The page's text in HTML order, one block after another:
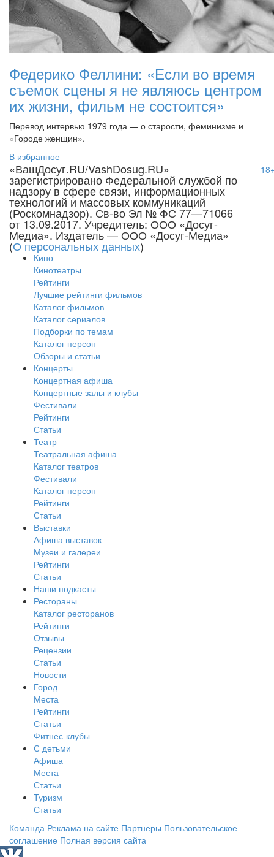
Федерико Феллини: «Если во время
съемок сцены я не являюсь центром
их жизни, фильм не состоится»
Перевод интервью 1979 года — о старости, феминизме и
«Городе женщин».
В избранное
«ВашДосуг.RU/VashDosug.RU»
зарегистрировано Федеральной службой по
надзору в сфере связи, информационных
технологий и массовых коммуникаций
(Роскомнадзор). Св-во Эл № ФС 77—71066
от 13.09.2017. Учредитель: ООО «Досуг-
Медиа». Издатель — ООО «Досуг-Медиа»
(О персональных данных)
Кино
Кинотеатры
Рейтинги
Лучшие рейтинги фильмов
Каталог фильмов
Каталог сериалов
Подборки по темам
Каталог персон
Обзоры и статьи
Концерты
Концертная афиша
Концертные залы и клубы
Фестивали
Рейтинги
Статьи
Театр
Театральная афиша
Каталог театров
Фестивали
Каталог персон
Рейтинги
Статьи
Выставки
Афиша выставок
Музеи и галереи
Рейтинги
Статьи
Наши подкасты
Рестораны
Каталог ресторанов
Рейтинги
Отзывы
Рецензии
Статьи
Новости
Город
Места
Рейтинги
Статьи
Фитнес-клубы
С детьми
Афиша
Места
Статьи
Туризм
Статьи
Команда Реклама на сайте Партнеры Пользовательское
соглашение Полная версия сайта